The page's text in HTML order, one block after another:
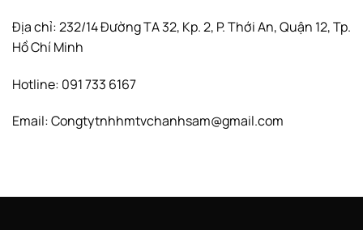
Địa chỉ: 232/14 Đường TA 32, Kp. 2, P. Thới An, Quận 12, Tp.
Hồ Chí Minh
Hotline: 091 733 6167
Email: Congtytnhhmtvchanhsam@gmail.com